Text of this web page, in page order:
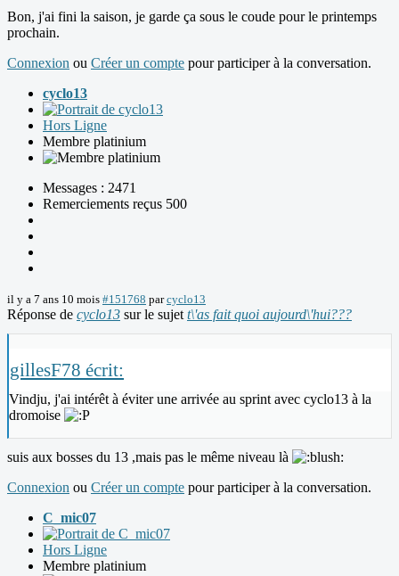
Bon, j'ai fini la saison, je garde ça sous le coude pour le printemps
prochain.
Connexion ou Créer un compte pour participer à la conversation.
cyclo13
Hors Ligne
Membre platinium
Messages : 2471
Remerciements reçus 500
il y a 7 ans 10 mois #151768 parcyclo13
Réponse de cyclo13 sur le sujet t\'as fait quoi aujourd\'hui???
gillesF78 écrit:
Vindju, j'ai intérêt à éviter une arrivée au sprint avec cyclo13 à la
dromoise
suis aux bosses du 13 ,mais pas le même niveau là
Connexion ou Créer un compte pour participer à la conversation.
C_mic07
Hors Ligne
Membre platinium